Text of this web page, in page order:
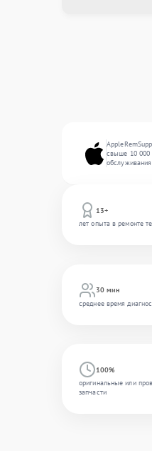
свыше 10 000
13+
лет опыта в ремонте
30 мин
среднее время
100%
оригинальные или
запчасти